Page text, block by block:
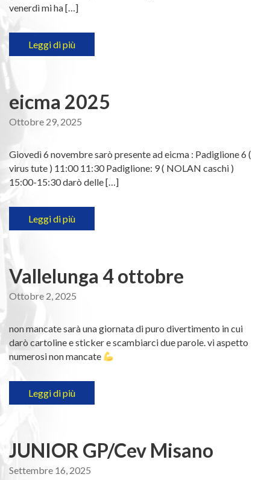
venerdì mi ha […]
Leggi di più
eicma 2025
Ottobre 29, 2025
Giovedì 6 novembre sarò presente ad eicma : Padiglione 6 (
virus tute ) 11:00 11:30 Padiglione: 9 ( NOLAN caschi )
15:00-15:30 darò delle […]
Leggi di più
Vallelunga 4 ottobre
Ottobre 2, 2025
non mancate sarà una giornata di puro divertimento in cui
darò cartoline e sticker e scambiarci due parole. vi aspetto
numerosi non mancate
Leggi di più
JUNIOR GP/Cev Misano
Settembre 16, 2025